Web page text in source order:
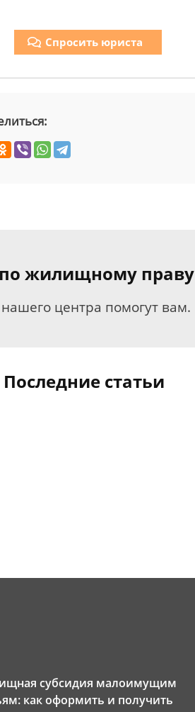
Спросить юриста
по жилищному праву
центра помогут вам.
Последние статьи
субсидия малоимущим
как оформить и получить